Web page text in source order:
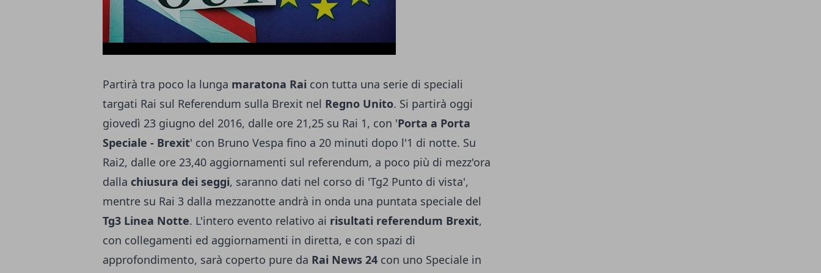
Partirà tra poco la lunga maratona Rai con tutta una serie di speciali
targati Rai sul Referendum sulla Brexit nel Regno Unito. Si partirà oggi
giovedì 23 giugno del 2016, dalle ore 21,25 su Rai 1, con 'Porta a Porta
Speciale - Brexit' con Bruno Vespa fino a 20 minuti dopo l'1 di notte. Su
Rai2, dalle ore 23,40 aggiornamenti sul referendum, a poco più di mezz'ora
dalla chiusura dei seggi, saranno dati nel corso di 'Tg2 Punto di vista',
mentre su Rai 3 dalla mezzanotte andrà in onda una puntata speciale del
Tg3 Linea Notte. L'intero evento relativo ai risultati referendum Brexit,
con collegamenti ed aggiornamenti in diretta, e con spazi di
approfondimento, sarà coperto pure da Rai News 24 con uno Speciale in